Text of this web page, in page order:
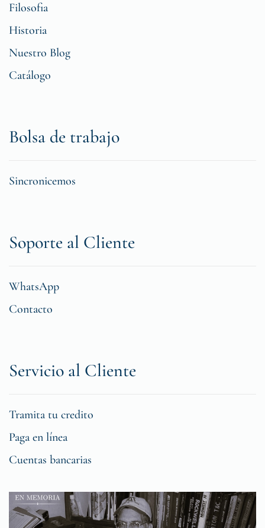
Filosofia
Historia
Nuestro Blog
Catálogo
Bolsa de trabajo
Sincronicemos
Soporte al Cliente
WhatsApp
Contacto
Servicio al Cliente
Tramita tu credito
Paga en línea
Cuentas bancarias